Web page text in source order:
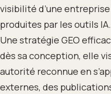
visibilité d’une
produites par les outils IA.
Une stratégie GEO
dès sa conception, elle
autorité reconnue en
externes, des